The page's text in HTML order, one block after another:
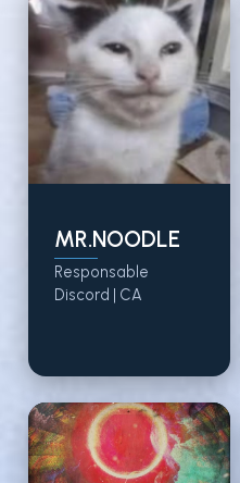
MR.NOODLE
Responsable
Discord | CA